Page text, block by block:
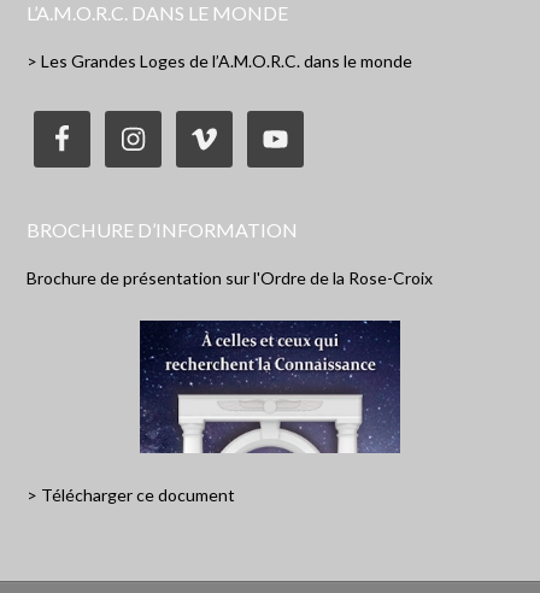
L’A.M.O.R.C. DANS LE MONDE
> Les Grandes Loges de l’A.M.O.R.C. dans le monde
BROCHURE D’INFORMATION
Brochure de présentation sur l'Ordre de la Rose-Croix
> Télécharger ce document